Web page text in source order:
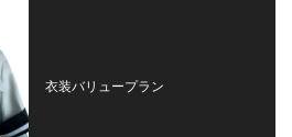
衣装バリュープラン